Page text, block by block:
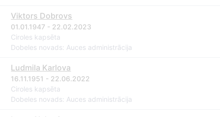
Viktors Dobrovs
01.01.1947 - 22.02.2023
Ciroles kapsēta
Dobeles novads: Auces administrācija
Ludmila Karlova
16.11.1951 - 22.06.2022
Ciroles kapsēta
Dobeles novads: Auces administrācija